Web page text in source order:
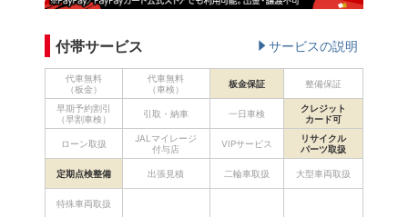
付帯サービス サービスの説明
代車無料
（板金）
代車無料
（車検）
板金保証 整備保証
早期予約割引
（早割車検）
引取・納車 一日車検
クレジット
カード可
ローン取扱
JALマイレージ
付与店
VIPサービス
リサイクル
パーツ取扱
定期点検整備 出張見積 二輪車取扱 大型車両取扱
特殊車両取扱